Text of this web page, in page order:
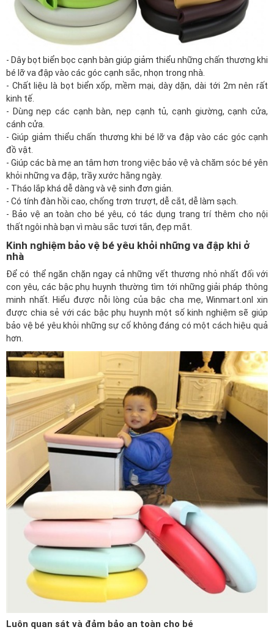
- Dây bọt biển bọc cạnh bàn giúp giảm thiểu những chấn thương khi
bé lỡ va đập vào các góc cạnh sắc, nhọn trong nhà.
- Chất liệu là bọt biển xốp, mềm mại, dày dặn, dài tới 2m nên rất
kinh tế.
- Dùng nẹp các cạnh bàn, nẹp cạnh tủ, cạnh giường, cạnh cửa,
cánh cửa.
- Giúp giảm thiểu chấn thương khi bé lỡ va đập vào các góc cạnh
đồ vật.
- Giúp các bà mẹ an tâm hơn trong việc bảo vệ và chăm sóc bé yên
khỏi những va đập, trầy xước hằng ngày.
- Tháo lắp khá dễ dàng và vệ sinh đơn giản.
- Có tính đàn hồi cao, chống trơn trượt, dễ cắt, dễ làm sạch.
- Bảo vệ an toàn cho bé yêu, có tác dụng trang trí thêm cho nội
thất ngôi nhà bạn vì màu sắc tươi tắn, đẹp mắt.
Kinh nghiệm bảo vệ bé yêu khỏi những va đập khi ở
nhà
Để có thể ngăn chặn ngay cả những vết thương nhỏ nhất đối với
con yêu, các bậc phụ huynh thường tìm tới những giải pháp thông
minh nhất. Hiểu được nỗi lòng của bậc cha mẹ,Winmart.onl
xin
được chia sẻ với các bậc phụ huynh một số kinh nghiệm sẽ giúp
bảo vệ bé yêu khỏi những sự cố không đáng có một cách hiệu quả
hơn.
Luôn quan sát và đảm bảo an toàn cho bé